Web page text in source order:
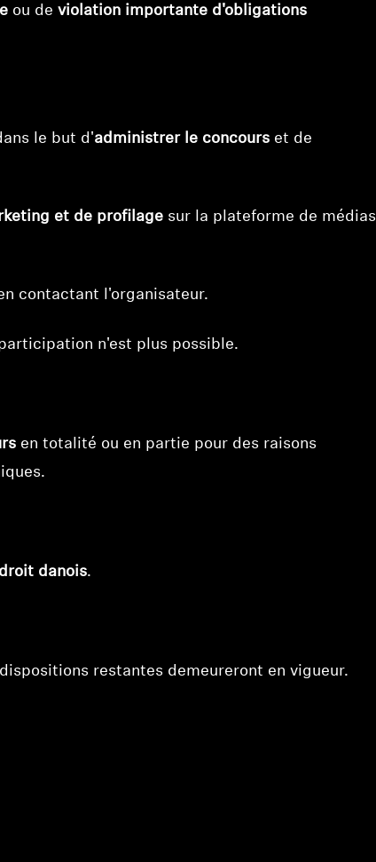
ou deviolation importante d'obligations
le but d'administrer le concours et de
et de profilage sur la plateforme de médias
contactant l'organisateur.
n'est plus possible.
en totalité ou en partie pour des raisons
droit danois.
restantes demeureront en vigueur.